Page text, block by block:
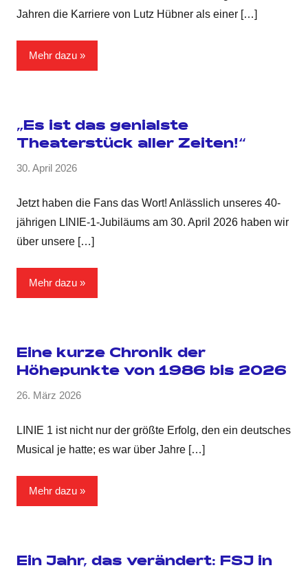
Jahren die Karriere von Lutz Hübner als einer […]
Mehr dazu
„Es ist das genialste
Theaterstück aller Zeiten!“
30. April 2026
Jetzt haben die Fans das Wort! Anlässlich unseres 40-
jährigen LINIE-1-Jubiläums am 30. April 2026 haben wir
über unsere […]
Mehr dazu
Eine kurze Chronik der
Höhepunkte von 1986 bis 2026
26. März 2026
LINIE 1 ist nicht nur der größte Erfolg, den ein deutsches
Musical je hatte; es war über Jahre […]
Mehr dazu
Ein Jahr, das verändert: FSJ in